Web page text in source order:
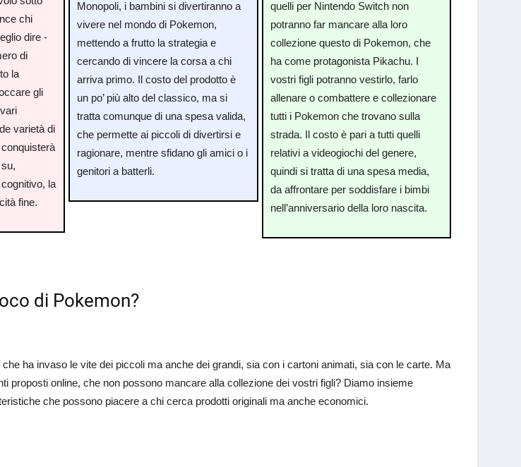
chi
dire -
di
la
gli
varietà di
la
fine.
Monopoli, i bambini si divertiranno a
vivere nel mondo di Pokemon,
mettendo a frutto la strategia e
cercando di vincere la corsa a chi
arriva primo. Il costo del prodotto è
un po’ più alto del classico, ma si
tratta comunque di una spesa valida,
che permette ai piccoli di divertirsi e
ragionare, mentre sfidano gli amici o i
genitori a batterli.
quelli per Nintendo Switch non
potranno far mancare alla loro
collezione questo di Pokemon, che
ha come protagonista Pikachu. I
vostri figli potranno vestirlo, farlo
allenare o combattere e collezionare
tutti i Pokemon che trovano sulla
strada. Il costo è pari a tutti quelli
relativi a videogiochi del genere,
quindi si tratta di una spesa media,
da affrontare per soddisfare i bimbi
nell’anniversario della loro nascita.
di Pokemon?
ha invaso le vite dei piccoli ma anche dei grandi, sia con i cartoni animati, sia con le carte. Ma
proposti online, che non possono mancare alla collezione dei vostri figli? Diamo insieme
che possono piacere a chi cerca prodotti originali ma anche economici.